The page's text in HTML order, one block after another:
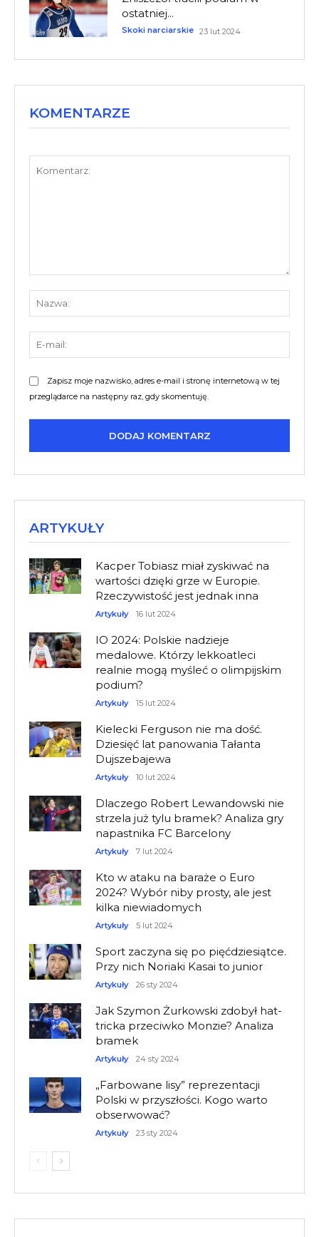
ostatniej...
Skoki narciarskie 23 lut 2024
KOMENTARZE
Zapisz moje nazwisko, adres e-mail i stronę internetową w tej
przeglądarce na następny raz, gdy skomentuję.
ARTYKUŁY
Kacper Tobiasz miał zyskiwać na
wartości dzięki grze w Europie.
Rzeczywistość jest jednak inna
Artykuły 16 lut 2024
IO 2024: Polskie nadzieje
medalowe. Którzy lekkoatleci
realnie mogą myśleć o olimpijskim
podium?
Artykuły 15 lut 2024
Kielecki Ferguson nie ma dość.
Dziesięć lat panowania Tałanta
Dujszebajewa
Artykuły 10 lut 2024
Dlaczego Robert Lewandowski nie
strzela już tylu bramek? Analiza gry
napastnika FC Barcelony
Artykuły 7 lut 2024
Kto w ataku na baraże o Euro
2024? Wybór niby prosty, ale jest
kilka niewiadomych
Artykuły 5 lut 2024
Sport zaczyna się po pięćdziesiątce.
Przy nich Noriaki Kasai to junior
Artykuły 26 sty 2024
Jak Szymon Żurkowski zdobył hat-
tricka przeciwko Monzie? Analiza
bramek
Artykuły 24 sty 2024
„Farbowane lisy” reprezentacji
Polski w przyszłości. Kogo warto
obserwować?
Artykuły 23 sty 2024